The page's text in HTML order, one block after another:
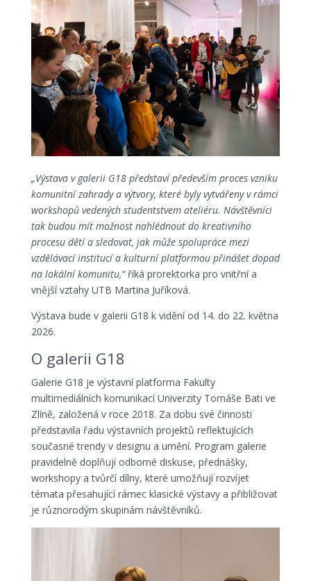
„Výstava v galerii G18 představí především proces vzniku
komunitní zahrady a výtvory, které byly vytvářeny v rámci
workshopů vedených studentstvem ateliéru. Návštěvníci
tak budou mít možnost nahlédnout do kreativního
procesu dětí a sledovat, jak může spolupráce mezi
vzdělávací institucí a kulturní platformou přinášet dopad
na lokální komunitu,“říká prorektorka pro vnitřní a
vnější vztahy UTB Martina Juříková.
Výstava bude v galerii G18 k vidění od 14. do 22. května
2026.
O galerii G18
Galerie G18 je výstavní platforma Fakulty
multimediálních komunikací Univerzity Tomáše Bati ve
Zlíně, založená v roce 2018. Za dobu své činnosti
představila řadu výstavních projektů reflektujících
současné trendy v designu a umění. Program galerie
pravidelně doplňují odborné diskuse, přednášky,
workshopy a tvůrčí dílny, které umožňují rozvíjet
témata přesahující rámec klasické výstavy a přibližovat
je různorodým skupinám návštěvníků.